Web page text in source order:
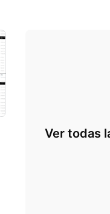
Ver todas